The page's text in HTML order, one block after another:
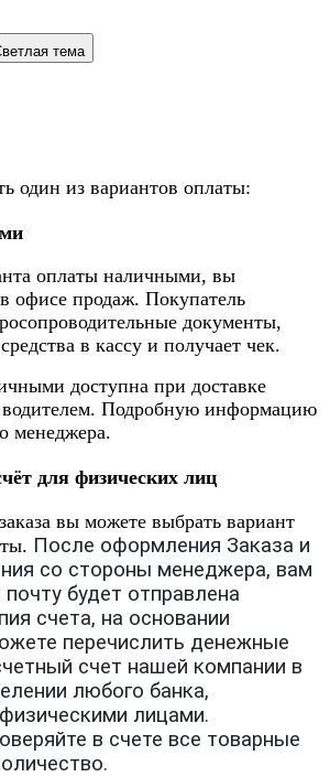
тема
один из вариантов оплаты:
оплаты наличными, вы
офисе продаж. Покупатель
документы,
в кассу и получает чек.
доступна при доставке
Подробную информацию
менеджера.
для физических лиц
вы можете выбрать вариант
После оформления Заказа и
со стороны менеджера, вам
будет отправлена
счета, на основании
перечислить денежные
счет нашей компании в
любого банка,
лицами.
в счете все товарные